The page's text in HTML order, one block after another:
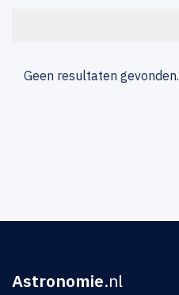
Geen resultaten gevonden.
Astronomie.nl